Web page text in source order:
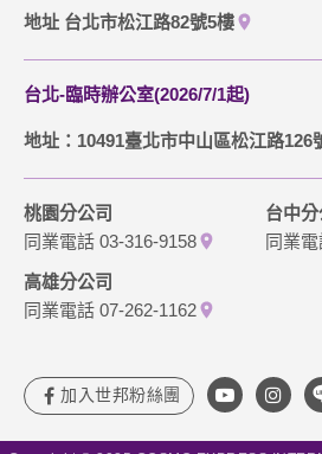
地址 台北市松江路82號5樓
台北-臨時辦公室(2026/7/1起)
地址：10491臺北市中山區松江路126
桃園分公司
同業電話 03-316-9158
台中分
同業
高雄分公司
同業電話 07-262-1162